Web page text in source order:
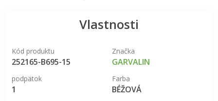
Vlastnosti
Kód produktu
252165-B695-15
Značka
GARVALIN
podpätok
1
Farba
BÉŽOVÁ